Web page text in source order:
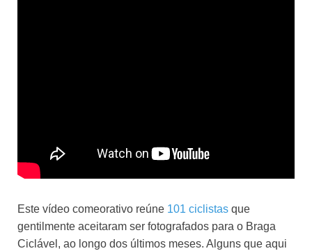
Este vídeo comeorativo reúne 101 ciclistas que
gentilmente aceitaram ser fotografados para o Braga
Ciclável, ao longo dos últimos meses. Alguns que aqui